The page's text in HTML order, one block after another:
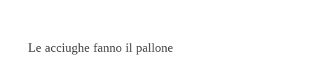
Le acciughe fanno il pallone